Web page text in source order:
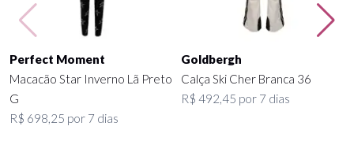
Perfect Moment
Macacão Star Inverno Lã Preto
G
R$ 698,25 por 7 dias
Goldbergh
Calça Ski Cher Branca 36
R$ 492,45 por 7 dias